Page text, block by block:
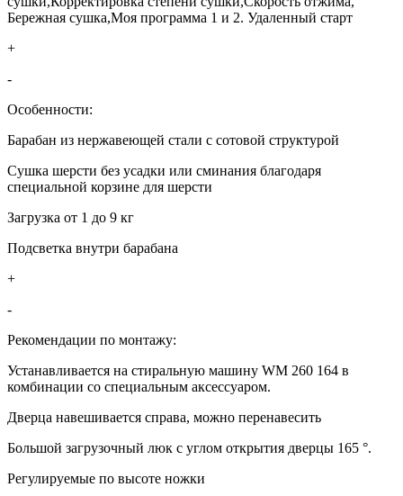
Бережная сушка,Моя программа 1 и 2. Удаленный старт
+
-
Особенности:
Барабан из нержавеющей стали с сотовой структурой
Сушка шерсти без усадки или сминания благодаря
специальной корзине для шерсти
Загрузка от 1 до 9 кг
Подсветка внутри барабана
+
-
Рекомендации по монтажу:
Устанавливается на стиральную машину WM 260 164 в
комбинации со специальным аксессуаром.
Дверца навешивается справа, можно перенавесить
Большой загрузочный люк с углом открытия дверцы 165 °.
Регулируемые по высоте ножки